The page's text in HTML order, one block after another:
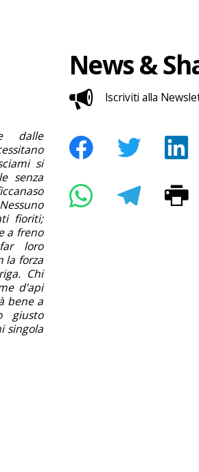
dalle
si
senza
fioriti;
a freno
loro
la forza
Chi
d’api
bene a
giusto
singola
News &
Iscriviti alla